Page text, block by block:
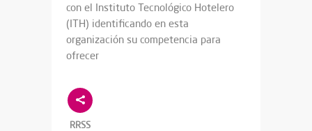
con el Instituto Tecnológico Hotelero
(ITH) identificando en esta
organización su competencia para
ofrecer
RRSS